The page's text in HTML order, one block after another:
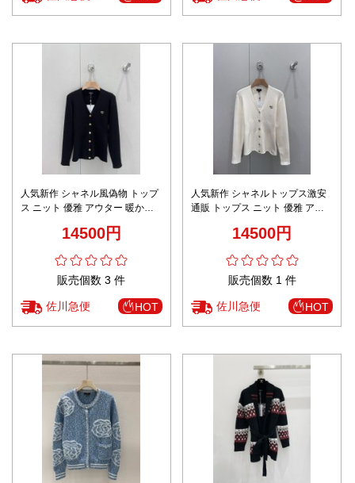
人気新作 シャネル風偽物 トップ
ス ニット 優雅 アウター 暖かい
14500円
販売個数 3 件
佐川急便 HOT
人気新作 シャネルトップス激安
通販 トップス ニット 優雅 アウ
14500円
販売個数 1 件
佐川急便 HOT